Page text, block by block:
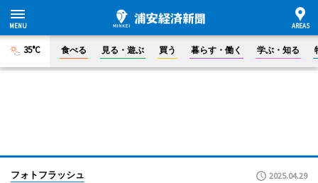
35°C 食べる 見る・遊ぶ 買う 暮らす・働く 学ぶ・知る
フォトフラッシュ 2025.04.29